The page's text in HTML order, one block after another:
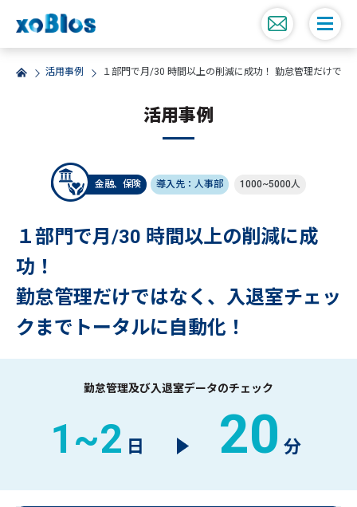
活用事例 １部門で月/30 時間以上の削減に成功！ 勤怠管理だけで
活用事例
金融、保険 導入先：人事部 1000~5000人
１部門で月/30 時間以上の削減に成
功！
勤怠管理だけではなく、入退室チェッ
クまでトータルに自動化！
勤怠管理及び入退室データのチェック
1~2 日 20 分